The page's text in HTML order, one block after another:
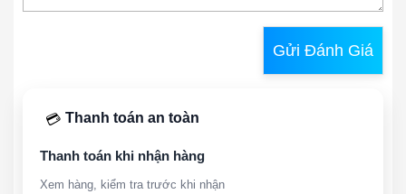
Gửi Đánh Giá
💳 Thanh toán an toàn
Thanh toán khi nhận hàng
Xem hàng, kiểm tra trước khi nhận